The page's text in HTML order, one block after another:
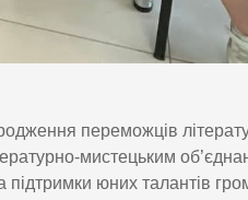
переможців
мистецьким
юних талантів